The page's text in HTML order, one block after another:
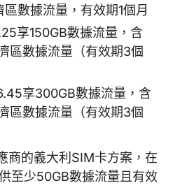
數據流量，有效期1個月
享150GB數據流量，含
區數據流量（有效期3個
享300GB數據流量，含
區數據流量（有效期3個
商的義大利SIM卡方案，在
至少50GB數據流量且有效